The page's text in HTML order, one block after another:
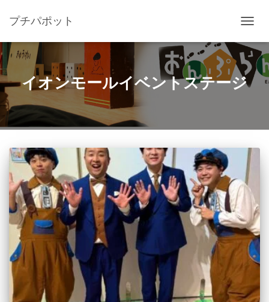
プチパポット
ビ
ゲ
ー
シ
ョ
え
イオンモールイベントステージ